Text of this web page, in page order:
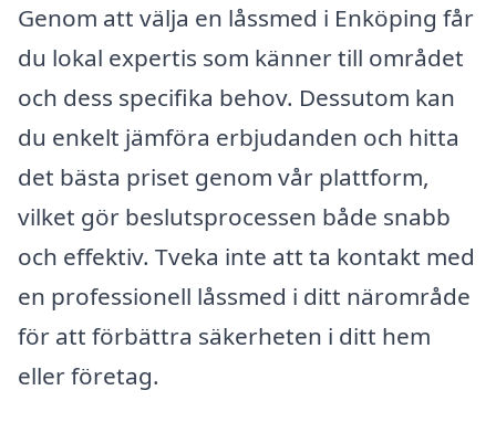
Genom att välja en låssmed i Enköping får
du lokal expertis som känner till området
och dess specifika behov. Dessutom kan
du enkelt jämföra erbjudanden och hitta
det bästa priset genom vår plattform,
vilket gör beslutsprocessen både snabb
och effektiv. Tveka inte att ta kontakt med
en professionell låssmed i ditt närområde
för att förbättra säkerheten i ditt hem
eller företag.